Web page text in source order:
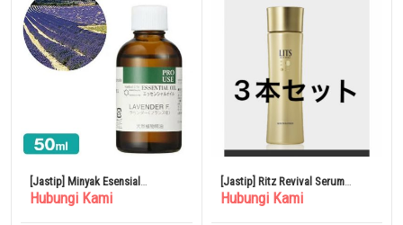
[Jastip] Minyak Esensial
Lavender Asli Buatan Perancis
Hubungi Kami
[Jastip] Ritz Revival Serum
Lotion 150ml x 3 Botol
Hubungi Kami